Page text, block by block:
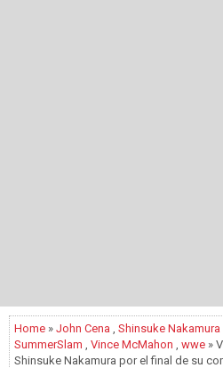
Home » John Cena , Shinsuke Nakamura
SummerSlam , Vince McMahon , wwe »
Shinsuke Nakamura por el final de su